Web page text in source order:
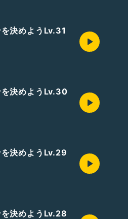
決めようLv.31
を決めようLv.30
決めようLv.29
決めようLv.28